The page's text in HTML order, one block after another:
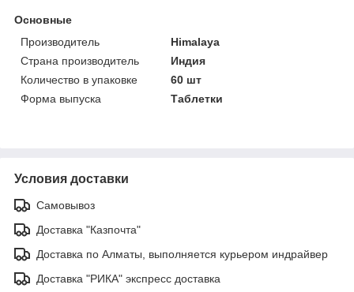
Основные
Производитель
Himalaya
Страна производитель
Индия
Количество в упаковке
60 шт
Форма выпуска
Таблетки
Условия доставки
Самовывоз
Доставка "Казпочта"
Доставка по Алматы, выполняется курьером индрайвер
Доставка "РИКА" экспресс доставка